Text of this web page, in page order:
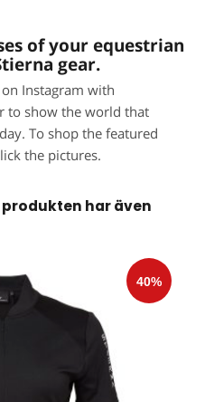
of your equestrian
gear.
Instagram with
to show the world that
To shop the featured
the pictures.
har även